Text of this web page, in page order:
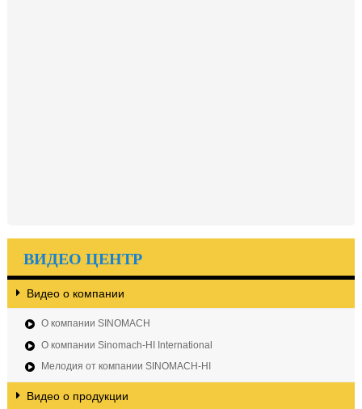
ВИДЕО ЦЕНТР
Видео о компании
О компании SINOMACH
О компании Sinomach-HI International
Мелодия от компании SINOMACH-HI
Видео о продукции